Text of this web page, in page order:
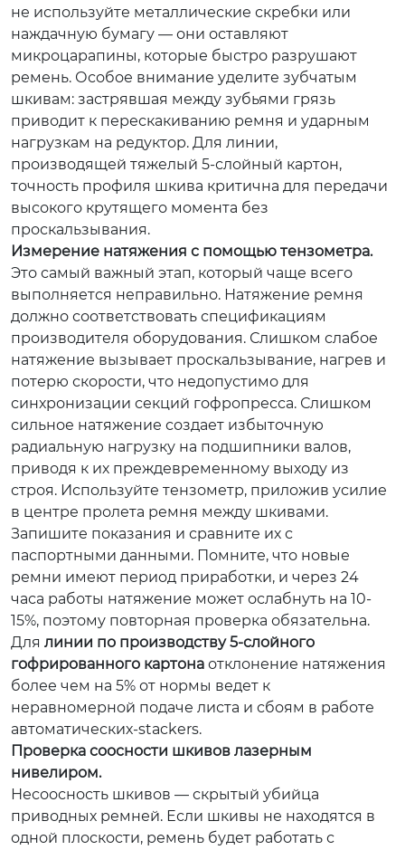
не используйте металлические скребки или
наждачную бумагу — они оставляют
микроцарапины, которые быстро разрушают
ремень. Особое внимание уделите зубчатым
шкивам: застрявшая между зубьями грязь
приводит к перескакиванию ремня и ударным
нагрузкам на редуктор. Для линии,
производящей тяжелый 5-слойный картон,
точность профиля шкива критична для передачи
высокого крутящего момента без
проскальзывания.
Измерение натяжения с помощью тензометра.
Это самый важный этап, который чаще всего
выполняется неправильно. Натяжение ремня
должно соответствовать спецификациям
производителя оборудования. Слишком слабое
натяжение вызывает проскальзывание, нагрев и
потерю скорости, что недопустимо для
синхронизации секций гофропресса. Слишком
сильное натяжение создает избыточную
радиальную нагрузку на подшипники валов,
приводя к их преждевременному выходу из
строя. Используйте тензометр, приложив усилие
в центре пролета ремня между шкивами.
Запишите показания и сравните их с
паспортными данными. Помните, что новые
ремни имеют период приработки, и через 24
часа работы натяжение может ослабнуть на 10-
15%, поэтому повторная проверка обязательна.
Для линии по производству 5-слойного
гофрированного картона отклонение натяжения
более чем на 5% от нормы ведет к
неравномерной подаче листа и сбоям в работе
автоматических-stackers.
Проверка соосности шкивов лазерным
нивелиром.
Несоосность шкивов — скрытый убийца
приводных ремней. Если шкивы не находятся в
одной плоскости, ремень будет работать с